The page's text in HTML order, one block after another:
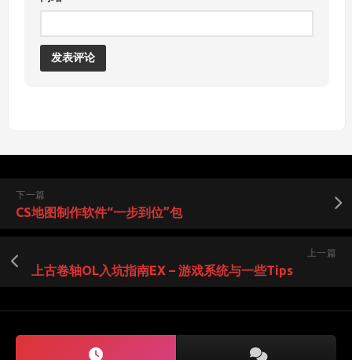
下一篇
CS地图制作软件“一步到位”包
上一篇
上古卷轴OL入坑指南EX – 游戏系统与一些Tips